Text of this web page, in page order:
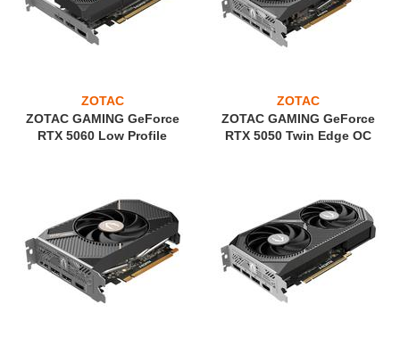
ZOTAC
ZOTAC GAMING GeForce
RTX 5060 Low Profile
ZOTAC
ZOTAC GAMING GeForce
RTX 5050 Twin Edge OC